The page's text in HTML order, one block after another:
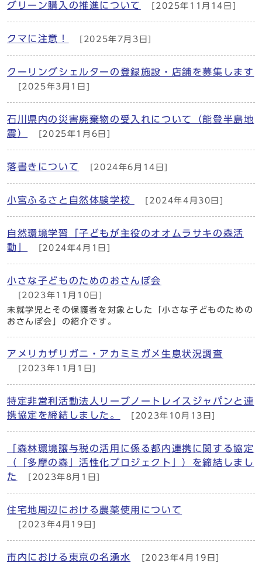
グリーン購入の推進について [2025年11月14日]
クマに注意！ [2025年7月3日]
クーリングシェルターの登録施設・店舗を募集します
[2025年3月1日]
石川県内の災害廃棄物の受入れについて（能登半島地
震）
[2025年1月6日]
落書きについて [2024年6月14日]
小宮ふるさと自然体験学校 [2024年4月30日]
自然環境学習「子どもが主役のオオムラサキの森活
動」
[2024年4月1日]
小さな子どものためのおさんぽ会
[2023年11月10日]
未就学児とその保護者を対象とした「小さな子どものための
おさんぽ会」の紹介です。
アメリカザリガニ・アカミミガメ生息状況調査
[2023年11月1日]
特定非営利活動法人リーブノートレイスジャパンと連
携協定を締結しました。
[2023年10月13日]
「森林環境譲与税の活用に係る都内連携に関する協定
（「多摩の森」活性化プロジェクト」）を締結しまし
た
[2023年8月1日]
住宅地周辺における農薬使用について
[2023年4月19日]
市内における東京の名湧水
[2023年4月19日]